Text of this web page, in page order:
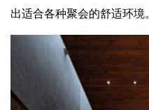
出适合各种聚会的舒适环境。